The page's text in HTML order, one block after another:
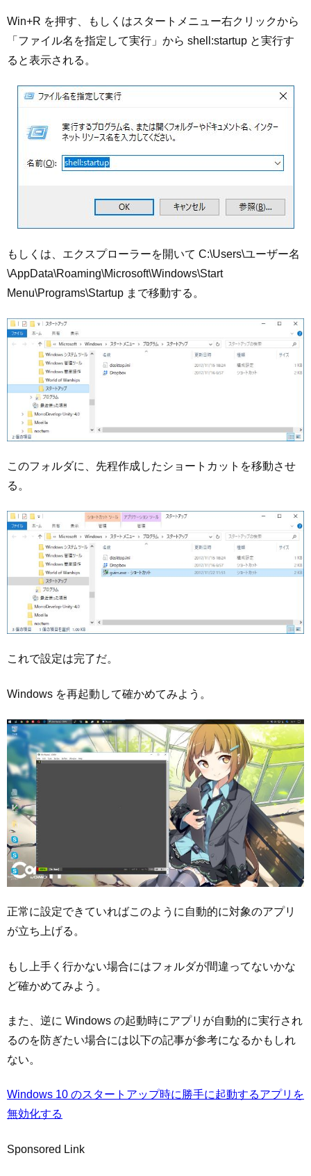
Win+R を押す、もしくはスタートメニュー右クリックから
「ファイル名を指定して実行」から shell:startup と実行す
ると表示される。
もしくは、エクスプローラーを開いて C:\Users\ユーザー名
\AppData\Roaming\Microsoft\Windows\Start
Menu\Programs\Startup まで移動する。
このフォルダに、先程作成したショートカットを移動させ
る。
これで設定は完了だ。
Windows を再起動して確かめてみよう。
正常に設定できていればこのように自動的に対象のアプリ
が立ち上げる。
もし上手く行かない場合にはフォルダが間違ってないかな
ど確かめてみよう。
また、逆に Windows の起動時にアプリが自動的に実行され
るのを防ぎたい場合には以下の記事が参考になるかもしれ
ない。
Windows 10 のスタートアップ時に勝手に起動するアプリを
無効化する
Sponsored Link